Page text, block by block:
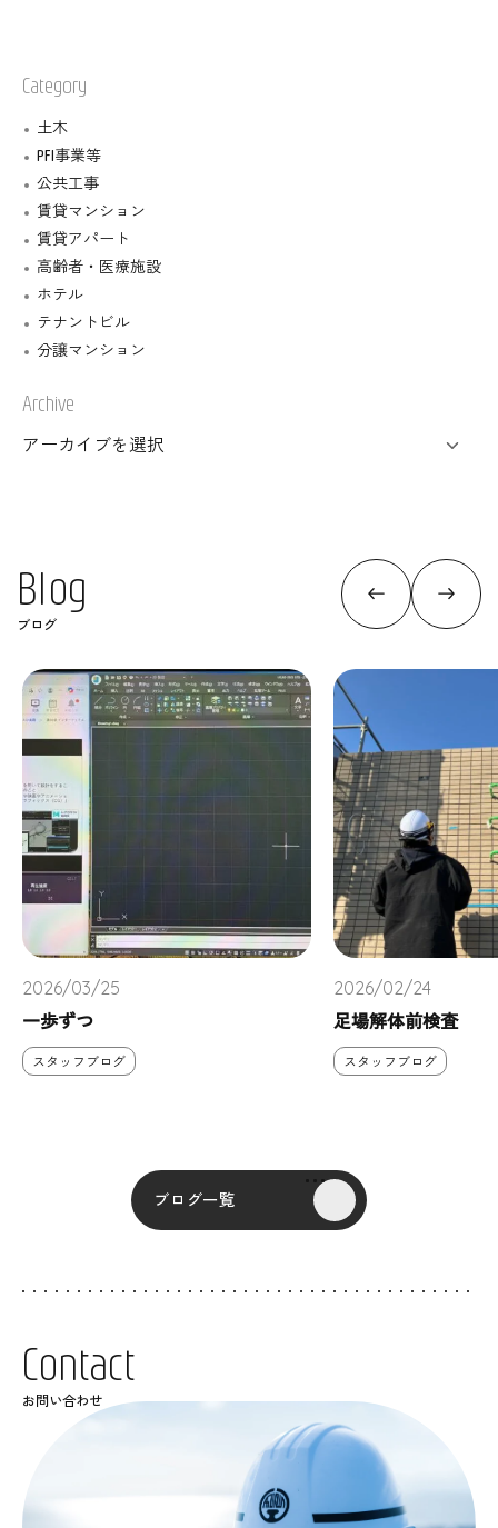
Category
土木
PFI事業等
公共工事
賃貸マンション
賃貸アパート
高齢者・医療施設
ホテル
テナントビル
分譲マンション
Archive
ブログ
Blog
2026/03/25
一歩ずつ
スタッフブログ
2026/02/24
足場解体前検査
スタッフブログ
ブログ一覧
お問い合わせ
Contact